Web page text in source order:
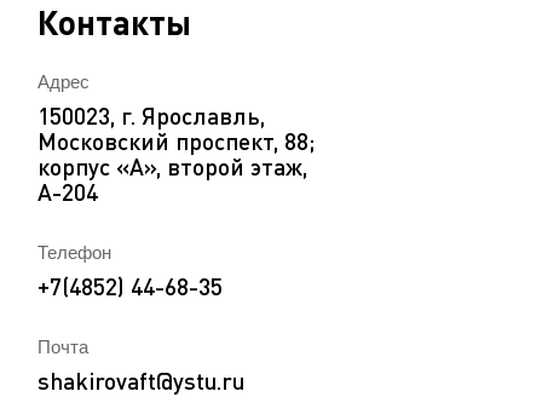
Контакты
Адрес
150023, г. Ярославль,
Московский проспект, 88;
корпус «А», второй этаж,
А-204
Телефон
+7(4852) 44-68-35
Почта
shakirovaft@ystu.ru